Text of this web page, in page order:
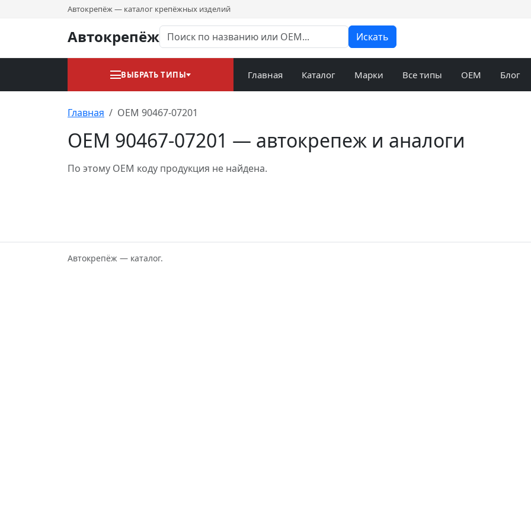
Автокрепёж — каталог крепёжных изделий
Автокрепёж Искать
ВЫБРАТЬ ТИПЫ Главная Каталог Марки Все типы OEM Блог
Главная OEM 90467-07201
OEM 90467-07201 — автокрепеж и аналоги
По этому OEM коду продукция не найдена.
Автокрепёж — каталог.